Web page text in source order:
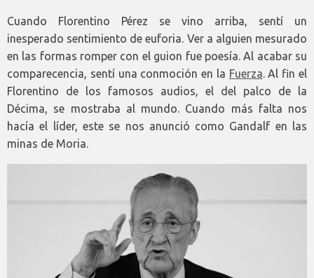
Cuando Florentino Pérez se vino arriba, sentí un
inesperado sentimiento de euforia. Ver a alguien mesurado
en las formas romper con el guion fue poesía. Al acabar su
comparecencia, sentí una conmoción en la Fuerza. Al fin el
Florentino de los famosos audios, el del palco de la
Décima, se mostraba al mundo. Cuando más falta nos
hacía el líder, este se nos anunció como Gandalf en las
minas de Moria.